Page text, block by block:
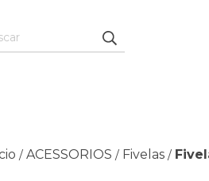
/ ACESSORIOS / Fivelas /